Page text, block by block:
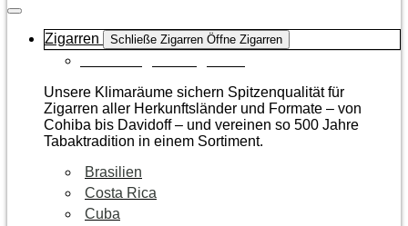
Zigarren Schließe Zigarren Öffne Zigarren
Unsere Klimaräume sichern Spitzenqualität für
Zigarren aller Herkunftsländer und Formate – von
Cohiba bis Davidoff – und vereinen so 500 Jahre
Tabaktradition in einem Sortiment.
Brasilien
Costa Rica
Cuba